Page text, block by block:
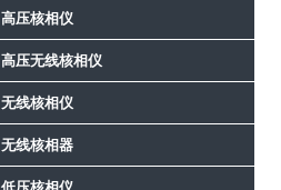
高压核相仪
高压无线核相仪
无线核相仪
无线核相器